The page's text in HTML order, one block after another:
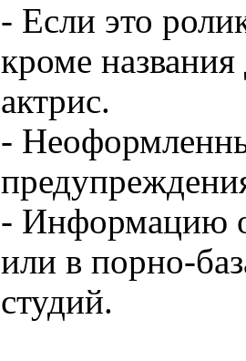
- Если это
кроме
актрис.
-
- Информацию о
или в порно-
студий.